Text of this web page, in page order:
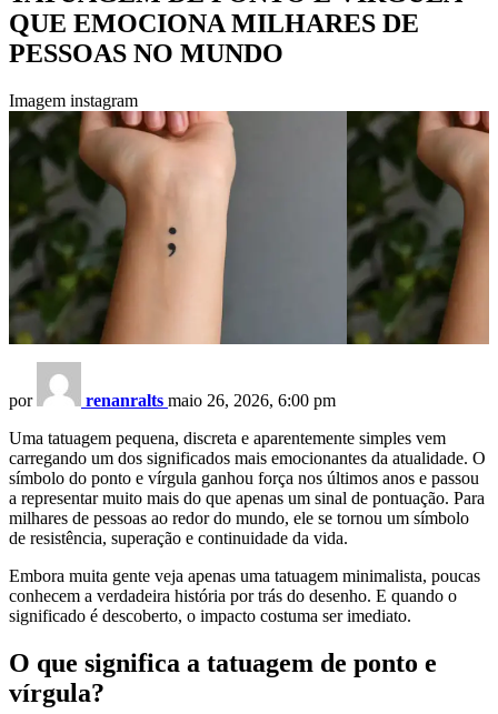
QUE EMOCIONA MILHARES DE
PESSOAS NO MUNDO
Imagem instagram
por renanralts maio 26, 2026, 6:00 pm
Uma tatuagem pequena, discreta e aparentemente simples vem
carregando um dos significados mais emocionantes da atualidade. O
símbolo do ponto e vírgula ganhou força nos últimos anos e passou
a representar muito mais do que apenas um sinal de pontuação. Para
milhares de pessoas ao redor do mundo, ele se tornou um símbolo
de resistência, superação e continuidade da vida.
Embora muita gente veja apenas uma tatuagem minimalista, poucas
conhecem a verdadeira história por trás do desenho. E quando o
significado é descoberto, o impacto costuma ser imediato.
O que significa a tatuagem de ponto e
vírgula?